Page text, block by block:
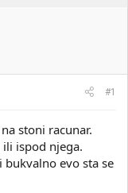
#1
stoni racunar.
ispod njega.
evo sta se